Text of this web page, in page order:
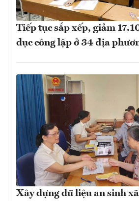
Tiếp tục sắp xếp, giảm
dục công lập ở 34 địa
Xây dựng dữ liệu an sinh